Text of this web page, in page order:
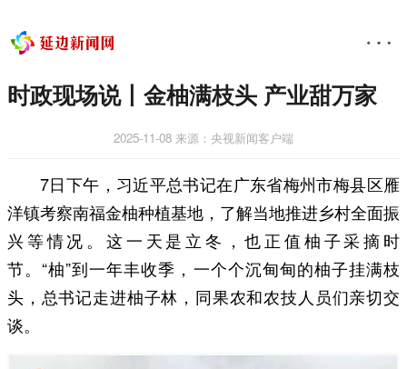
时政现场说丨金柚满枝头 产业甜万家
2025-11-08 来源：央视新闻客户端
7日下午，习近平总书记在广东省梅州市梅县区雁
洋镇考察南福金柚种植基地，了解当地推进乡村全面振
兴等情况。这一天是立冬，也正值柚子采摘时
节。“柚”到一年丰收季，一个个沉甸甸的柚子挂满枝
头，总书记走进柚子林，同果农和农技人员们亲切交
谈。